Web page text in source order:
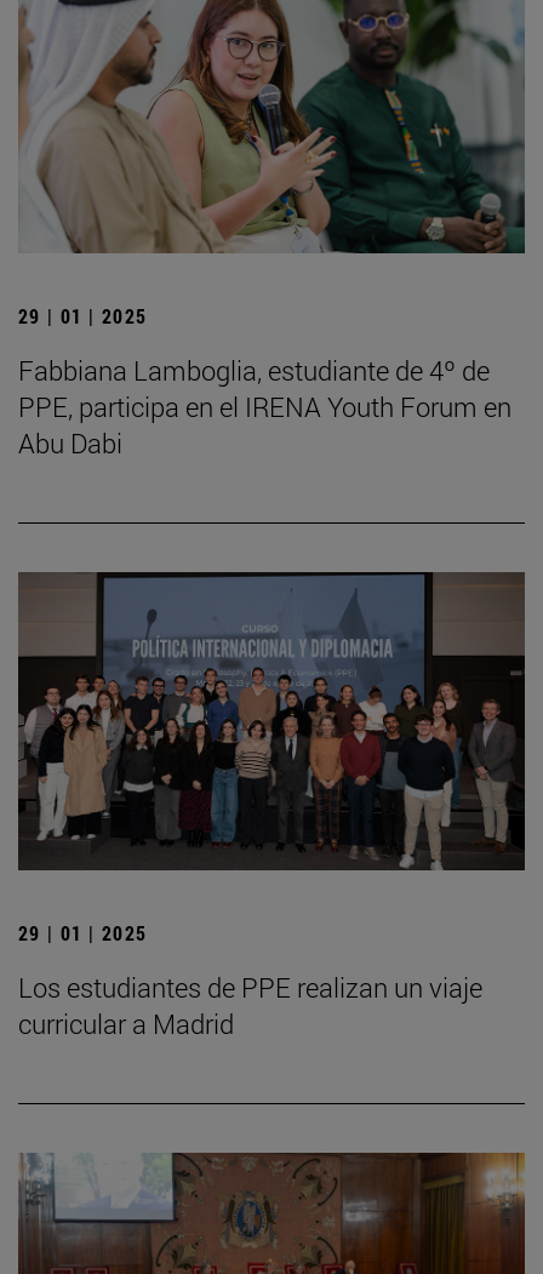
29 | 01 | 2025
Fabbiana Lamboglia, estudiante de 4º de
PPE, participa en el IRENA Youth Forum en
Abu Dabi
29 | 01 | 2025
Los estudiantes de PPE realizan un viaje
curricular a Madrid